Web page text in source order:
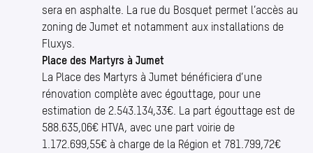
sera en asphalte. La rue du Bosquet permet l’accès au
zoning de Jumet et notamment aux installations de
Fluxys.
Place des Martyrs à Jumet
La Place des Martyrs à Jumet bénéficiera d’une
rénovation complète avec égouttage, pour une
estimation de 2.543.134,33€. La part égouttage est de
588.635,06€ HTVA, avec une part voirie de
1.172.699,55€ à charge de la Région et 781.799,72€